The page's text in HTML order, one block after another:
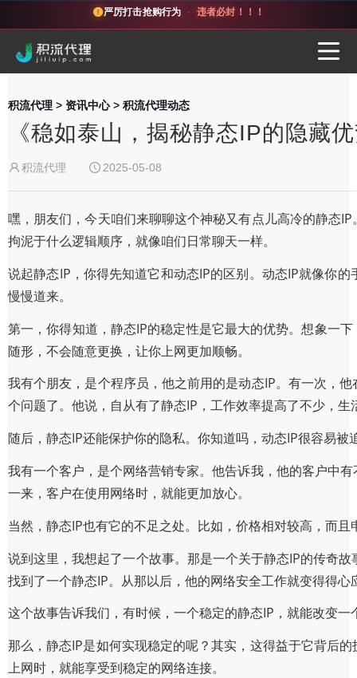
严厉打击抢购行为 · 违者必封！！！
积流代理 > 资讯中心> 积流代理动态
《稳如泰山，揭秘静态IP的隐藏
积流代理 2025-05-08
嘿，朋友们，今天咱们来聊聊这个神秘又有点儿高冷的静态
拘泥于什么逻辑顺序，就像咱们日常聊天一样。
说起静态IP，你得先知道它和动态IP的区别。动态IP就像你
慢慢道来。
第一，你得知道，静态IP的稳定性是它最大的优势。想象一
随形，不会随意更换，让你上网更加顺畅。
我有个朋友，是个程序员，他之前用的是动态IP。有一次，
个问题了。他说，自从有了静态IP，工作效率提高了不少，生
随后，静态IP还能保护你的隐私。你知道吗，动态IP很容易
我有一个客户，是个网络营销专家。他告诉我，他的客户中
一来，客户在使用网络时，就能更加放心。
当然，静态IP也有它的不足之处。比如，价格相对较高，而
说到这里，我想起了一个故事。那是一个关于静态IP的传奇
找到了一个静态IP。从那以后，他的网络安全工作就变得得
这个故事告诉我们，有时候，一个稳定的静态IP，就能改变
那么，静态IP是如何实现稳定的呢？其实，这得益于它背后
上网时，就能享受到稳定的网络连接。